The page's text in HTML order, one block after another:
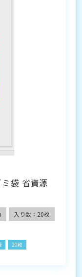
袋 省資源
入り数：20枚
20枚